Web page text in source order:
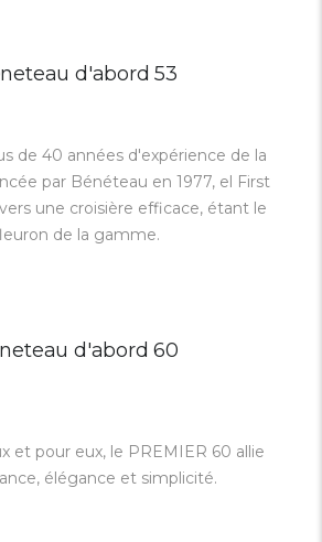
d'abord 53
de 40 années d'expérience de la
par Bénéteau en 1977, el First
une croisière efficace, étant le
de la gamme.
d'abord 60
et pour eux, le PREMIER 60 allie
élégance et simplicité.